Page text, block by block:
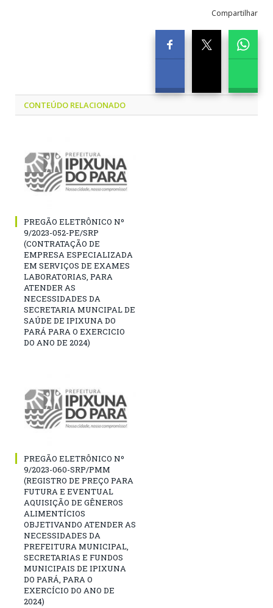
Compartilhar
CONTEÚDO RELACIONADO
PREGÃO ELETRÔNICO Nº
9/2023-052-PE/SRP
(CONTRATAÇÃO DE
EMPRESA ESPECIALIZADA
EM SERVIÇOS DE EXAMES
LABORATORIAS, PARA
ATENDER AS
NECESSIDADES DA
SECRETARIA MUNCIPAL DE
SAÚDE DE IPIXUNA DO
PARÁ PARA O EXERCICIO
DO ANO DE 2024)
PREGÃO ELETRÔNICO Nº
9/2023-060-SRP/PMM
(REGISTRO DE PREÇO PARA
FUTURA E EVENTUAL
AQUISIÇÃO DE GÊNEROS
ALIMENTÍCIOS
OBJETIVANDO ATENDER AS
NECESSIDADES DA
PREFEITURA MUNICIPAL,
SECRETARIAS E FUNDOS
MUNICIPAIS DE IPIXUNA
DO PARÁ, PARA O
EXERCÍCIO DO ANO DE
2024)